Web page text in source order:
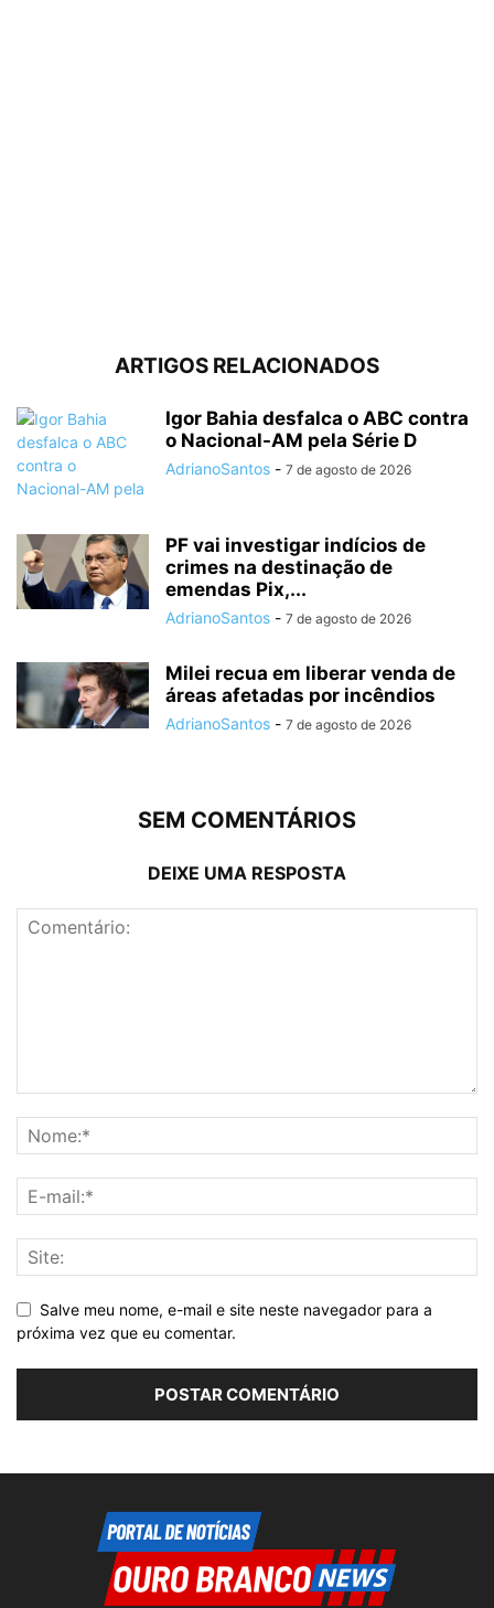
ARTIGOS RELACIONADOS
Igor Bahia desfalca o ABC contra
o Nacional-AM pela Série D
AdrianoSantos - 7 de agosto de 2026
PF vai investigar indícios de
crimes na destinação de
emendas Pix,...
AdrianoSantos - 7 de agosto de 2026
Milei recua em liberar venda de
áreas afetadas por incêndios
AdrianoSantos - 7 de agosto de 2026
SEM COMENTÁRIOS
DEIXE UMA RESPOSTA
Salve meu nome, e-mail e site neste navegador para a
próxima vez que eu comentar.